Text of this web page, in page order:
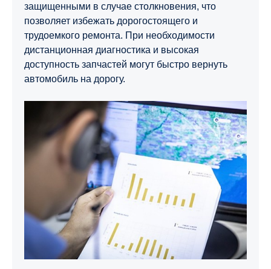
защищенными в случае столкновения, что
позволяет избежать дорогостоящего и
трудоемкого ремонта. При необходимости
дистанционная диагностика и высокая
доступность запчастей могут быстро вернуть
автомобиль на дорогу.